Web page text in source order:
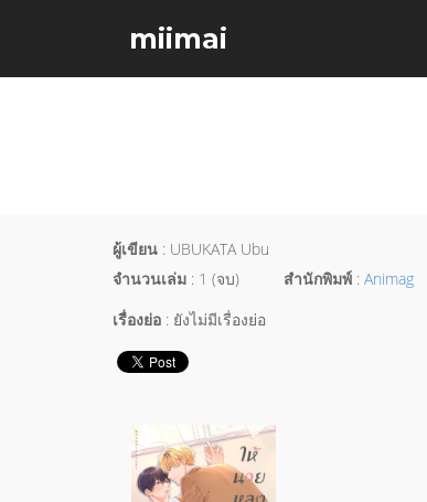
miimai
ผู้เขียน : UBUKATA Ubu
จำนวนเล่ม : 1 (จบ) สำนักพิมพ์ : Animag
เรื่องย่อ : ยังไม่มีเรื่องย่อ